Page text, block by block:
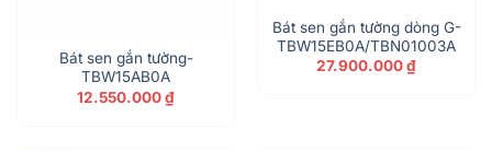
Bát sen gắn tường-
TBW15AB0A
12.550.000₫
Bát sen gắn tường dòng G-
TBW15EB0A/TBN01003A
27.900.000₫